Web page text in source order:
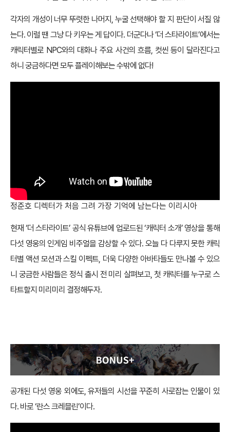
각자의 개성이 너무 뚜렷한 나머지, 누굴 선택해야 할 지 판단이 서질 않
는다. 이럴 땐 그냥 다 키우는 게 답이다. 더군다나 ‘더 스타라이트’에서는
캐릭터별로 NPC와의 대화나 주요 사건의 흐름, 컷씬 등이 달라진다고
하니 궁금하다면 모두 플레이해보는 수밖에 없다!
정준호 디렉터가 처음 그려 가장 기억에 남는다는 이리시아
현재 ‘더 스타라이트’ 공식 유튜브에 업로드된 ‘캐릭터 소개’ 영상을 통해
다섯 영웅의 인게임 비주얼을 감상할 수 있다. 오늘 다 다루지 못한 캐릭
터별 액션 모션과 스킬 이펙트, 더욱 다양한 아바타들도 만나볼 수 있으
니 궁금한 사람들은 정식 출시 전 미리 살펴보고, 첫 캐릭터를 누구로 스
타트할지 미리미리 결정해두자.
공개된 다섯 영웅 외에도, 유저들의 시선을 꾸준히 사로잡는 인물이 있
다. 바로 ‘란스 크레믈린’이다.